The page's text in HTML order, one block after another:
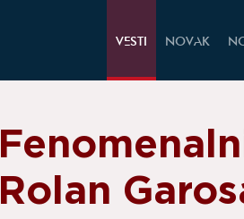
VESTI NOVAK
Rolan